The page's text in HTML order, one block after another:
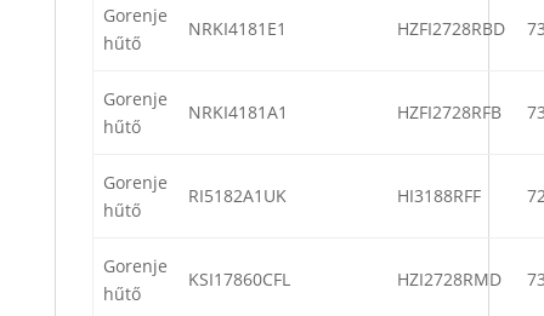
Gorenje
hűtő
NRKI4181E1 HZFI2728RBD
Gorenje
hűtő
NRKI4181A1 HZFI2728RFB
Gorenje
hűtő
RI5182A1UK HI3188RFF
Gorenje
hűtő
KSI17860СFL HZI2728RMD